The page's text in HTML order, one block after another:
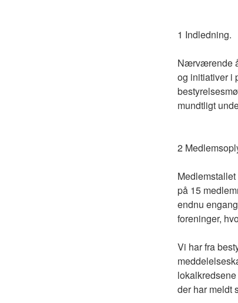
1 Indledning.
Nærværende
og initiativer i
mundtligt
2
på 15
endnu
foreninger,
Vi har fra
der har meldt